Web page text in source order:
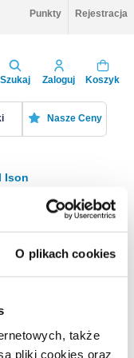
O plikach cookies
także
pliki cookies oraz
Punkty Rejestracja
Szukaj Zaloguj Koszyk
Nasze Ceny
Ison
Sortuj
Na stronie